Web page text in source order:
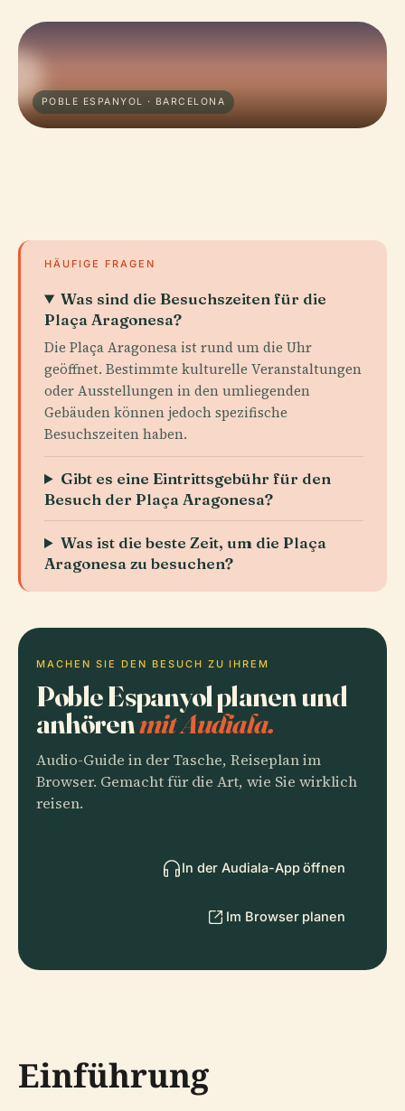
POBLE ESPANYOL · BARCELONA
HÄUFIGE FRAGEN
Was sind die Besuchszeiten für die
Plaça Aragonesa?
Die Plaça Aragonesa ist rund um die Uhr
geöffnet. Bestimmte kulturelle Veranstaltungen
oder Ausstellungen in den umliegenden
Gebäuden können jedoch spezifische
Besuchszeiten haben.
Gibt es eine Eintrittsgebühr für den
Besuch der Plaça Aragonesa?
Was ist die beste Zeit, um die Plaça
Aragonesa zu besuchen?
MACHEN SIE DEN BESUCH ZU IHREM
Poble Espanyol planen und
anhörenmit Audiala.
Audio-Guide in der Tasche, Reiseplan im
Browser. Gemacht für die Art, wie Sie wirklich
reisen.
In der Audiala-App öffnen
Im Browser planen
Einführung